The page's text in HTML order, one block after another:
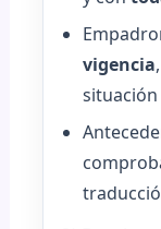
vigencia
situación